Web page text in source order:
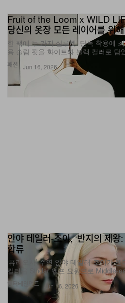
패션
Fruit of the Loom x WILD
당신의 옷장 모든 레이어를 위
한 팩에 두 가지 실루엣. 단독 착용에
용 슬림 핏을 화이트와 블랙 컬러로 담
Jun 16, 2026
엔터테인먼트
안야 테일러‑조이, ‘반지의 제
합류
‘퓨리오사’ 주연 안야 테일러‑조이가
킬러급 Sindar 엘프 요원으로 Middle-
Jun 16, 2026